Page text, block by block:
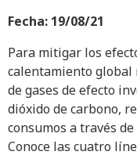
Fecha: 19/08/21
Para mitigar los
calentamiento global
de gases de efecto
dióxido de carbono,
consumos a través
Conoce las cuatro